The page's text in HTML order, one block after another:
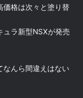
価格は次々と塗り替
ュラ新型NSXが発売
なんら間違えはない